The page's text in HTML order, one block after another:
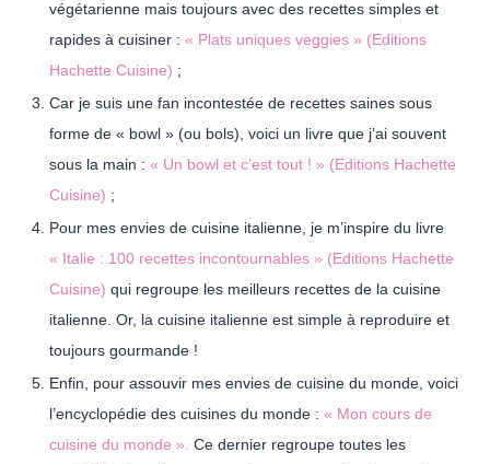
végétarienne mais toujours avec des recettes simples et
rapides à cuisiner : « Plats uniques veggies » (Editions
Hachette Cuisine) ;
Car je suis une fan incontestée de recettes saines sous
forme de « bowl » (ou bols), voici un livre que j’ai souvent
sous la main : « Un bowl et c’est tout ! » (Editions Hachette
Cuisine) ;
Pour mes envies de cuisine italienne, je m’inspire du livre
« Italie : 100 recettes incontournables » (Editions Hachette
Cuisine) qui regroupe les meilleurs recettes de la cuisine
italienne. Or, la cuisine italienne est simple à reproduire et
toujours gourmande !
Enfin, pour assouvir mes envies de cuisine du monde, voici
l’encyclopédie des cuisines du monde : « Mon cours de
cuisine du monde ». Ce dernier regroupe toutes les